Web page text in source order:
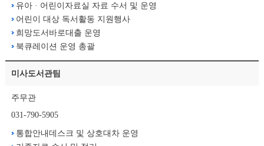
유아 · 어린이자료실 자료 수서 및 운영
어린이 대상 독서활동 지원행사
희망도서바로대출 운영
북큐레이션 운영 총괄
미사도서관팀
주무관
031-790-5905
통합안내데스크 및 상호대차 운영